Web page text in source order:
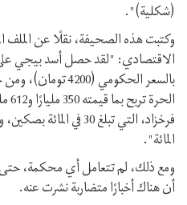
(شکلية)".
وکتبت هذه الصحيفة، نقلًا عن الملف
بالسعر الحكومي
المائة".
ومع ذلك، لم تتعامل أي محكمة،
أن هناك أخبارًا متضاربة نشرت عنه.